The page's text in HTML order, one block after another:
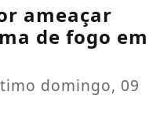
ameaçar
de fogo em
domingo, 09